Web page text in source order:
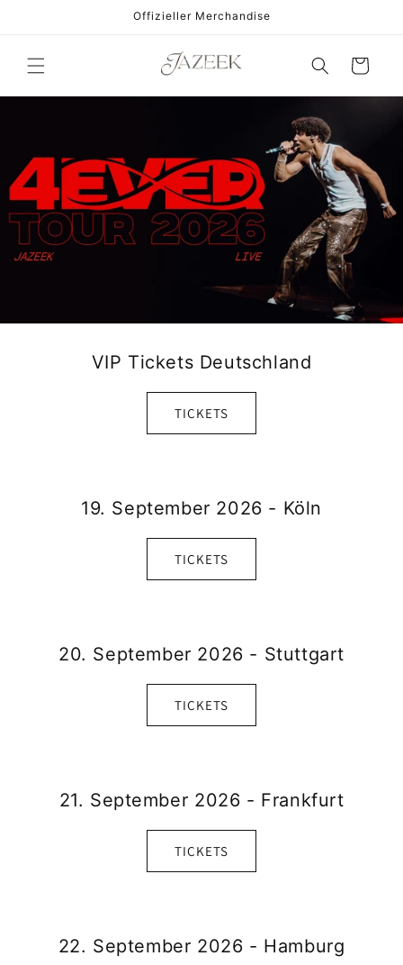
Offizieller Merchandise
Warenkorb
VIP Tickets Deutschland
TICKETS
19. September 2026 - Köln
TICKETS
20. September 2026 - Stuttgart
TICKETS
21. September 2026 - Frankfurt
TICKETS
22. September 2026 - Hamburg